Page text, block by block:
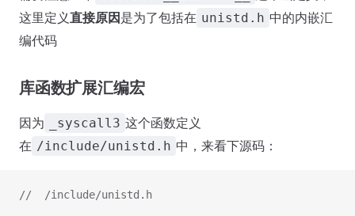
这里定义直接原因是为了包括在 unistd.h 中的内嵌汇
编代码
库函数扩展汇编宏
因为 _syscall3 这个函数定义
在 /include/unistd.h 中，来看下源码：
//  /include/unistd.h